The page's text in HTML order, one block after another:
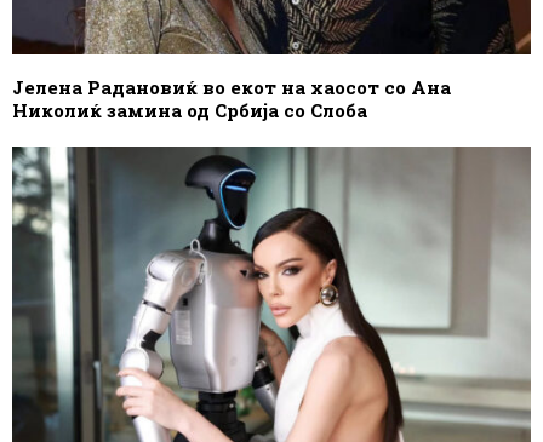
Јелена Радановиќ во екот на хаосот со Ана
Николиќ замина од Србија со Слоба